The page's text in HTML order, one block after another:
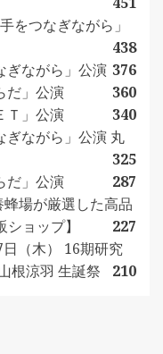
をつなぎながら」
438
ぎながら」公演 376
だ」公演
360
Ｔ」公演
340
ぎながら」公演 丸
325
だ」公演
287
場が厳選した高品
ョップ】
227
日（木） 16期研究
根涼羽 生誕祭
210